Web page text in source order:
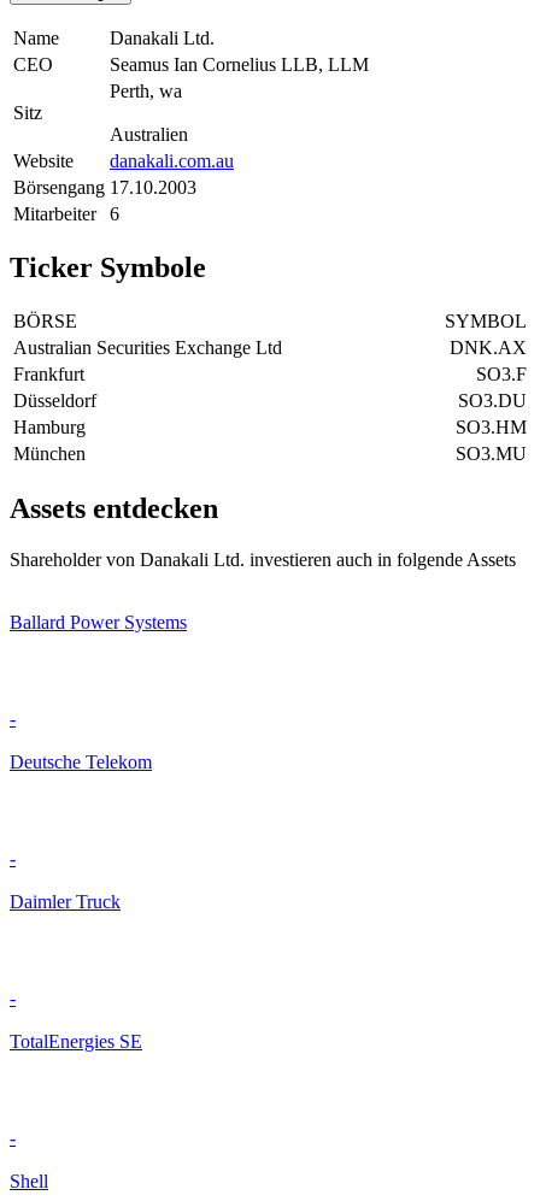
Name
Danakali Ltd.
CEO
Seamus Ian Cornelius LLB, LLM
Sitz
Perth, wa
Australien
Website
danakali.com.au
Börsengang 17.10.2003
Mitarbeiter
6
Ticker Symbole
BÖRSE
SYMBOL
Australian Securities Exchange Ltd
DNK.AX
Frankfurt
SO3.F
Düsseldorf
SO3.DU
Hamburg
SO3.HM
München
SO3.MU
Assets entdecken
Shareholder von Danakali Ltd. investieren auch in folgende Assets
Ballard Power Systems
-
Deutsche Telekom
-
Daimler Truck
-
TotalEnergies SE
-
Shell